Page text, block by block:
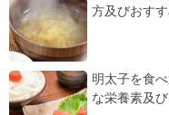
方及びおす
明太子を食
な栄養素及